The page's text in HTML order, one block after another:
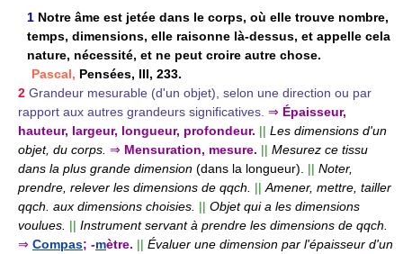
1 Notre âme est jetée dans le corps, où elle trouve nombre,
temps, dimensions, elle raisonne là-dessus, et appelle cela
nature, nécessité, et ne peut croire autre chose.
Pascal, Pensées, III, 233.
2 Grandeur mesurable (d'un objet), selon une direction ou par
rapport aux autres grandeurs significatives. ⇒ Épaisseur,
hauteur, largeur, longueur, profondeur. || Les dimensions d'un
objet, du corps. ⇒ Mensuration, mesure. || Mesurez ce tissu
dans la plus grande dimension (dans la longueur). || Noter,
prendre, relever les dimensions de qqch.
|| Amener, mettre, tailler
qqch. aux dimensions choisies. || Objet qui a les dimensions
voulues. || Instrument servant à prendre les dimensions de qqch.
⇒ Compas; -mètre. || Évaluer une dimension par l'épaisseur d'un